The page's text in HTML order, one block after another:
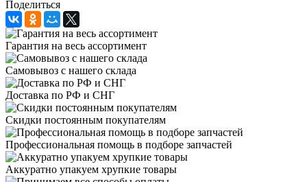
Поделиться
Гарантия на весь ассортимент
Самовывоз с нашего склада
Доставка по РФ и СНГ
Скидки постоянным покупателям
Профессиональная помощь в подборе запчастей
Аккуратно упакуем хрупкие товары